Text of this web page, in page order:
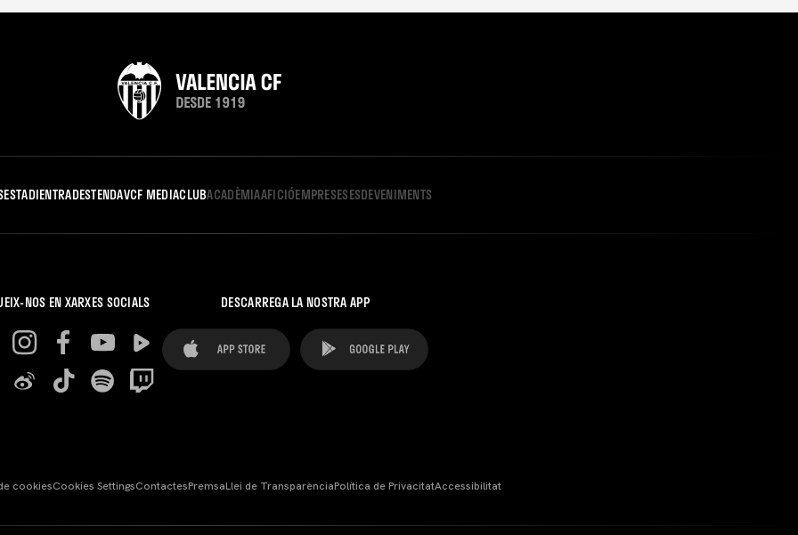
ESTADIENTRADESTENDAVCF MEDIACLUBACADÈMIAAFICIÓEMPRESESESDEVENIMENTS
NOS EN XARXES SOCIALS DESCARREGA LA NOSTRA APP
cookiesCookies SettingsContactesPremsaLlei de TransparènciaPolítica de PrivacitatAccessibilitat